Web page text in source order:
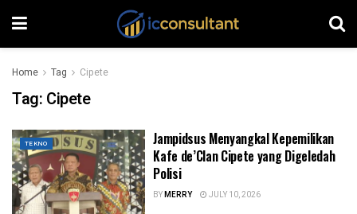
Home Tag Cipete
Tag: Cipete
TEKNO
Jampidsus Menyangkal Kepemilikan
Kafe de’Clan Cipete yang Digeledah
Polisi
BYMERRY JULY 10, 2026